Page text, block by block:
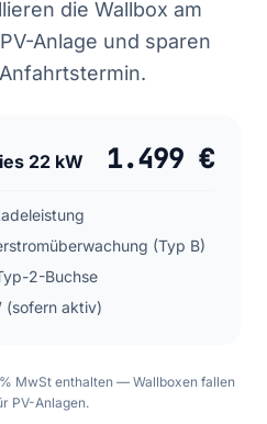
die Wallbox am
Anlage und sparen
22 kW 1.499 €
(Typ B)
2-Buchse
(sofern aktiv)
MwSt enthalten — Wallboxen fallen
PV-Anlagen.